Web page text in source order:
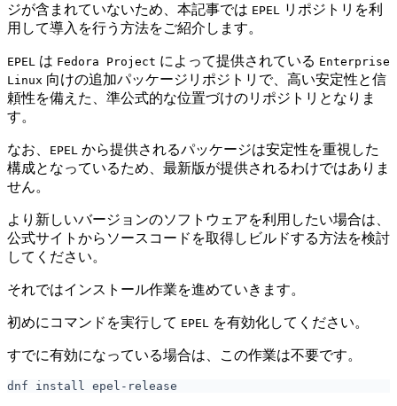
ジが含まれていないため、本記事では EPEL
リポジトリを利
用して導入を行う方法をご紹介します。
EPEL は Fedora Project によって提供されている Enterprise
Linux 向けの追加パッケージリポジトリで、高い安定性と信
頼性を備えた、準公式的な位置づけのリポジトリとなりま
す。
なお、 EPEL から提供されるパッケージは安定性を重視した
構成となっているため、最新版が提供されるわけではありま
せん。
より新しいバージョンのソフトウェアを利用したい場合は、
公式サイトからソースコードを取得しビルドする方法を検討
してください。
それではインストール作業を進めていきます。
初めにコマンドを実行して EPEL を有効化してください。
すでに有効になっている場合は、この作業は不要です。